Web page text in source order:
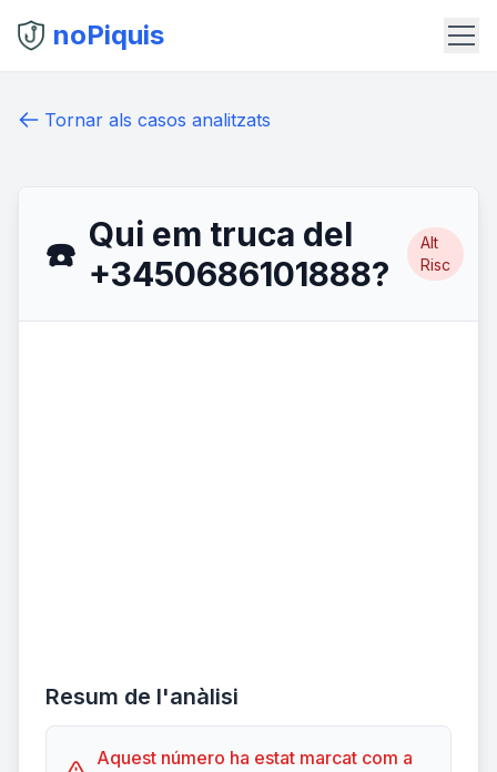
noPiquis
Tornar als casos analitzats
☎️ Qui em truca del
+3450686101888?
Alt
Risc
Resum de l'anàlisi
Aquest número ha estat marcat com a